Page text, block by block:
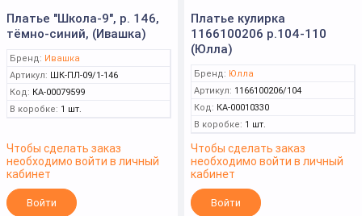
Платье "Школа-9", р. 146,
тёмно-синий, (Ивашка)
Бренд: Ивашка
Артикул: ШК-ПЛ-09/1-146
Код: КА-00079599
В коробке: 1 шт.
Чтобы сделать заказ
необходимо войти в личный
кабинет
Войти
Платье кулирка
1166100206 р.104-110
(Юлла)
Бренд: Юлла
Артикул: 1166100206/104
Код: КА-00010330
В коробке: 1 шт.
Чтобы сделать заказ
необходимо войти в личный
кабинет
Войти